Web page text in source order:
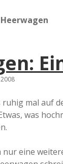
ruhig mal auf
was
nur eine